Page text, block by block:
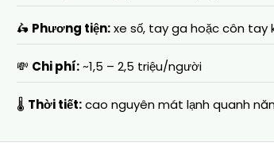
🛵 Phương tiện:xe số, tay ga hoặc côn tay
💸 Chi phí:~1,5 – 2,5 triệu/người
🌡️ Thời tiết:cao nguyên mát lạnh quanh